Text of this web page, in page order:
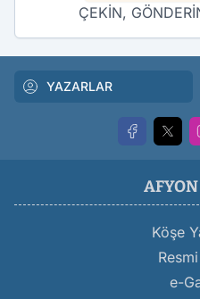
ÇEKİN,
YAZARLAR
Köşe
e-